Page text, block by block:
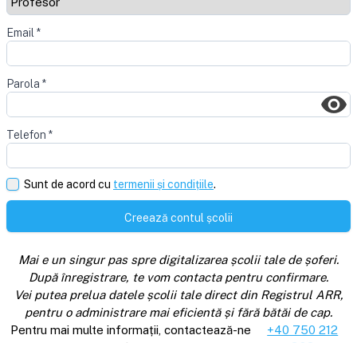
Email *
Parola *
Telefon *
Sunt de acord cu termenii și condițiile.
Creează contul școlii
Mai e un singur pas spre digitalizarea școlii tale de șoferi.
După înregistrare, te vom contacta pentru confirmare.
Vei putea prelua datele școlii tale direct din Registrul ARR,
pentru o administrare mai eficientă și fără bătăi de cap.
Pentru mai multe informații, contactează-ne
+40 750 212